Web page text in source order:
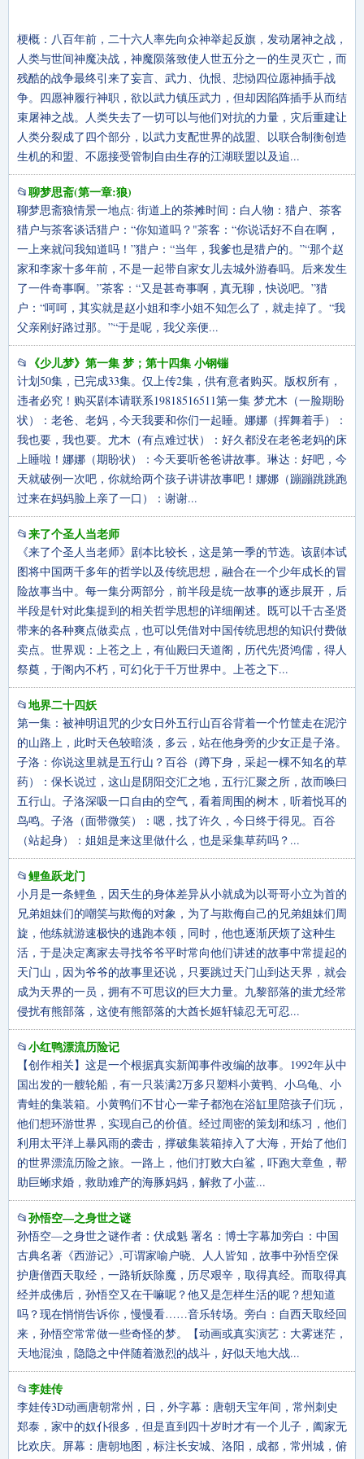
梗概：八百年前，二十六人率先向众神举起反旗，发动屠神之战，
人类与世间神魔决战，神魔陨落致使人世五分之一的生灵灭亡，而
残酷的战争最终引来了妄言、武力、仇恨、悲恸四位愿神插手战
争。四愿神履行神职，欲以武力镇压武力，但却因陷阵插手从而结
束屠神之战。人类失去了一切可以与他们对抗的力量，灾后重建让
人类分裂成了四个部分，以武力支配世界的战盟、以联合制衡创造
生机的和盟、不愿接受管制自由生存的江湖联盟以及追...
📂聊梦思斋(第一章:狼)
聊梦思斋狼情景一地点: 街道上的茶摊时间：白人物：猎户、茶客
猎户与茶客谈话猎户：“你知道吗？"茶客：“你说话好不自在啊，
一上来就问我知道吗！”猎户：“当年，我爹也是猎户的。”“那个赵
家和李家十多年前，不是一起带自家女儿去城外游春吗。后来发生
了一件奇事啊。”茶客：“又是甚奇事啊，真无聊，快说吧。”猎
户：“呵呵，其实就是赵小姐和李小姐不知怎么了，就走掉了。“我
父亲刚好路过那。”“于是呢，我父亲便...
📂 《少儿梦》第一集 梦；第十四集 小钢镚
计划50集，已完成33集。仅上传2集，供有意者购买。版权所有，
违者必究！购买剧本请联系19818516511第一集 梦尤木（一脸期盼
状）：老爸、老妈，今天我要和你们一起睡。娜娜（挥舞着手）：
我也要，我也要。尤木（有点难过状）：好久都没在老爸老妈的床
上睡啦！娜娜（期盼状）：今天要听爸爸讲故事。琳达：好吧，今
天就破例一次吧，你就给两个孩子讲讲故事吧！娜娜（蹦蹦跳跳跑
过来在妈妈脸上亲了一口）：谢谢...
📂来了个圣人当老师
《来了个圣人当老师》剧本比较长，这是第一季的节选。该剧本试
图将中国两千多年的哲学以及传统思想，融合在一个少年成长的冒
险故事当中。每一集分两部分，前半段是统一故事的逐步展开，后
半段是针对此集提到的相关哲学思想的详细阐述。既可以千古圣贤
带来的各种爽点做卖点，也可以凭借对中国传统思想的知识付费做
卖点。世界观：上苍之上，有仙殿曰天道阁，历代先贤鸿儒，得人
祭奠，于阁内不朽，可幻化于千万世界中。上苍之下...
📂地界二十四妖
第一集：被神明诅咒的少女日外五行山百谷背着一个竹筐走在泥泞
的山路上，此时天色较暗淡，多云，站在他身旁的少女正是子洛。
子洛：你说这里就是五行山？百谷（蹲下身，采起一棵不知名的草
药）：保长说过，这山是阴阳交汇之地，五行汇聚之所，故而唤曰
五行山。子洛深吸一口自由的空气，看着周围的树木，听着悦耳的
鸟鸣。子洛（面带微笑）：嗯，找了许久，今日终于得见。百谷
（站起身）：姐姐是来这里做什么，也是采集草药吗？...
📂鲤鱼跃龙门
小月是一条鲤鱼，因天生的身体差异从小就成为以哥哥小立为首的
兄弟姐妹们的嘲笑与欺侮的对象，为了与欺侮自己的兄弟姐妹们周
旋，他练就游速极快的逃跑本领，同时，他也逐渐厌烦了这种生
活，于是决定离家去寻找爷爷平时常向他们讲述的故事中常提起的
天门山，因为爷爷的故事里还说，只要跳过天门山到达天界，就会
成为天界的一员，拥有不可思议的巨大力量。九黎部落的蚩尤经常
侵扰有熊部落，这使有熊部落的大酋长姬轩辕忍无可忍...
📂小红鸭漂流历险记
【创作相关】这是一个根据真实新闻事件改编的故事。1992年从中
国出发的一艘轮船，有一只装满2万多只塑料小黄鸭、小乌龟、小
青蛙的集装箱。小黄鸭们不甘心一辈子都泡在浴缸里陪孩子们玩，
他们想环游世界，实现自己的价值。经过周密的策划和练习，他们
利用太平洋上暴风雨的袭击，撑破集装箱掉入了大海，开始了他们
的世界漂流历险之旅。一路上，他们打败大白鲨，吓跑大章鱼，帮
助巨蜥求婚，救助难产的海豚妈妈，解救了小蓝...
📂孙悟空—之身世之谜
孙悟空—之身世之谜作者：伏成魁 署名：博士字幕加旁白：中国
古典名著《西游记》,可谓家喻户晓、人人皆知，故事中孙悟空保
护唐僧西天取经，一路斩妖除魔，历尽艰辛，取得真经。而取得真
经并成佛后，孙悟空又在干嘛呢？他又是怎样生活的呢？想知道
吗？现在悄悄告诉你，慢慢看……音乐转场。旁白：自西天取经回
来，孙悟空常常做一些奇怪的梦。【动画或真实演艺：大雾迷茫，
天地混浊，隐隐之中伴随着激烈的战斗，好似天地大战...
📂李娃传
李娃传3D动画唐朝常州，日，外字幕：唐朝天宝年间，常州刺史
郑泰，家中的奴仆很多，但是直到四十岁时才有一个儿子，阖家无
比欢庆。屏幕：唐朝地图，标注长安城、洛阳，成都，常州城，俯